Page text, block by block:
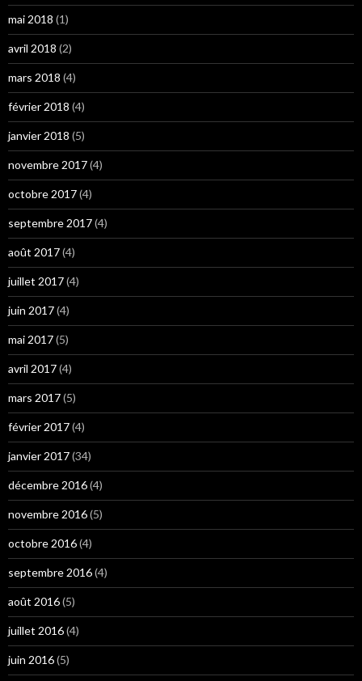
mai 2018 (1)
avril 2018 (2)
mars 2018 (4)
février 2018 (4)
janvier 2018 (5)
novembre 2017(4)
octobre 2017(4)
septembre 2017(4)
août 2017(4)
juillet 2017(4)
juin 2017(4)
mai 2017(5)
avril 2017(4)
mars 2017(5)
février 2017(4)
janvier 2017(34)
décembre 2016(4)
novembre 2016(5)
octobre 2016(4)
septembre 2016(4)
août 2016(5)
juillet 2016(4)
juin 2016(5)